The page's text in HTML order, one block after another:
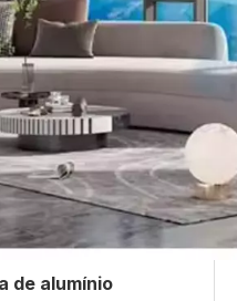
de alumínio